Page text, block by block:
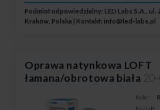
Podmiot odpowiedzialny: LED Labs S.A.,
Kraków, Polska | Kontakt: info@led-labs.pl
Oprawa natynkowa LOFT
łamana/obrotowa biała
Kolor:
Kształt: